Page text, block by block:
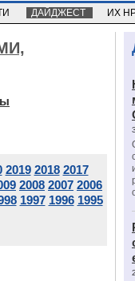
ДАЙДЖЕСТ ИХ
2019 2018 2017
2008 2007 2006
1997 1996 1995